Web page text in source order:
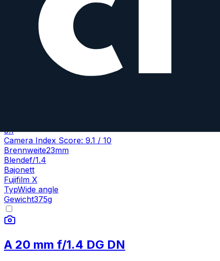
9.1
Camera Index Score: 9.1 / 10
Brennweite23mm
Blendef/1.4
Bajonett
Fujifilm X
TypWide angle
Gewicht375g
A 20 mm f/1.4 DG DN